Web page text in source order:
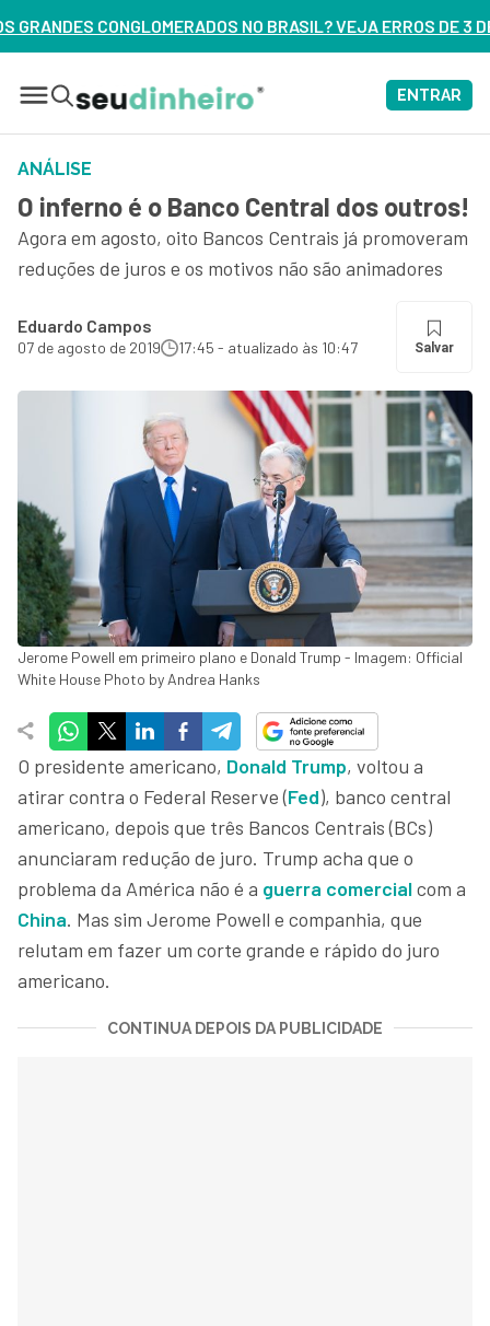
NO BRASIL? VEJA ERROS DE 3 DELES – ASSISTA AGORA
ENTRAR
ANÁLISE
O inferno é o Banco Central dos outros!
Agora em agosto, oito Bancos Centrais já promoveram
reduções de juros e os motivos não são animadores
Eduardo Campos
07 de agosto de 2019 17:45 - atualizado às 10:47 Salvar
Jerome Powell em primeiro plano e Donald Trump - Imagem: Official
White House Photo by Andrea Hanks
O presidente americano, Donald Trump, voltou a
atirar contra o Federal Reserve (Fed), banco central
americano, depois que três Bancos Centrais (BCs)
anunciaram redução de juro. Trump acha que o
problema da América não é a guerra comercialcom a
China. Mas sim Jerome Powell e companhia, que
relutam em fazer um corte grande e rápido do juro
americano.
CONTINUA DEPOIS DA PUBLICIDADE